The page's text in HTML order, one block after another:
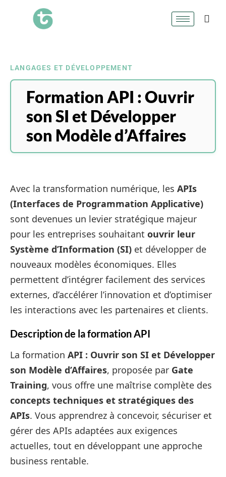
LANGAGES ET DÉVELOPPEMENT
Formation API : Ouvrir
son SI et Développer
son Modèle d’Affaires
Avec la transformation numérique, les APIs
(Interfaces de Programmation Applicative)
sont devenues un levier stratégique majeur
pour les entreprises souhaitant ouvrir leur
Système d’Information (SI) et développer de
nouveaux modèles économiques. Elles
permettent d’intégrer facilement des services
externes, d’accélérer l’innovation et d’optimiser
les interactions avec les partenaires et clients.
Description de la formation API
La formation API : Ouvrir son SI et Développer
son Modèle d’Affaires, proposée par Gate
Training, vous offre une maîtrise complète des
concepts techniques et stratégiques des
APIs. Vous apprendrez à concevoir, sécuriser et
gérer des APIs adaptées aux exigences
actuelles, tout en développant une approche
business rentable.